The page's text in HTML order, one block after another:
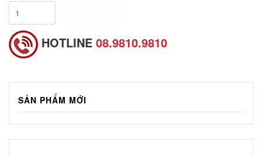
HOTLINE 08.9810.9810
SẢN PHẨM MỚI